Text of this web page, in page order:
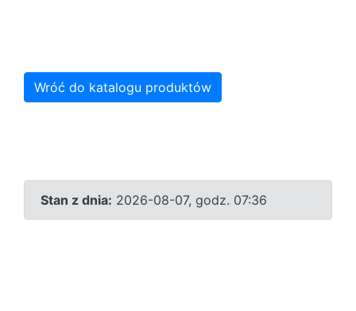
Wróć do katalogu produktów
Stan z dnia: 2026-08-07, godz. 07:36